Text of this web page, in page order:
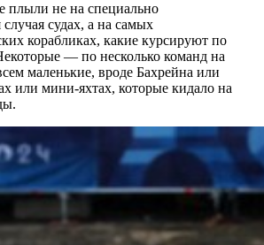
плыли не на специально
судах, а на самых
корабликах, какие курсируют по
— по несколько команд на
маленькие, вроде Бахрейна или
или мини-яхтах, которые кидало на